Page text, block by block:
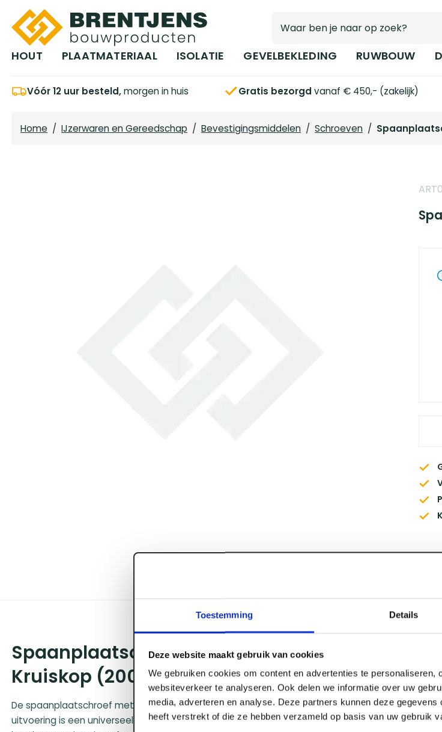
Toestemming Details
Deze website maakt gebruik van cookies
We gebruiken cookies om content en advertenties te
websiteverkeer te analyseren. Ook delen we informatie over uw
media, adverteren en analyse. Deze partners kunnen deze
heeft verstrekt of die ze hebben verzameld op basis van uw gebruik
Ga naar hoofdinhoud
HOUT PLAATMATERIAAL ISOLATIE GEVELBEKLEDING RUWBOUW
Vóór 12 uur besteld,morgen in huis Gratis bezorgd vanaf € 450,- (zakelijk)
Home / IJzerwaren en Gereedschap / Bevestigingsmiddelen / Schroeven /
Spaanplaatschroef vz pk pz-1 3,0 x 16
Kruiskop (200 st/ds)
De spaanplaatschroef met platkop en kruiskopaansluiting (Pozidriv) in een verzinkte
uitvoering is een universeel en onmisbaar bevestigingsmiddel voor de algemene